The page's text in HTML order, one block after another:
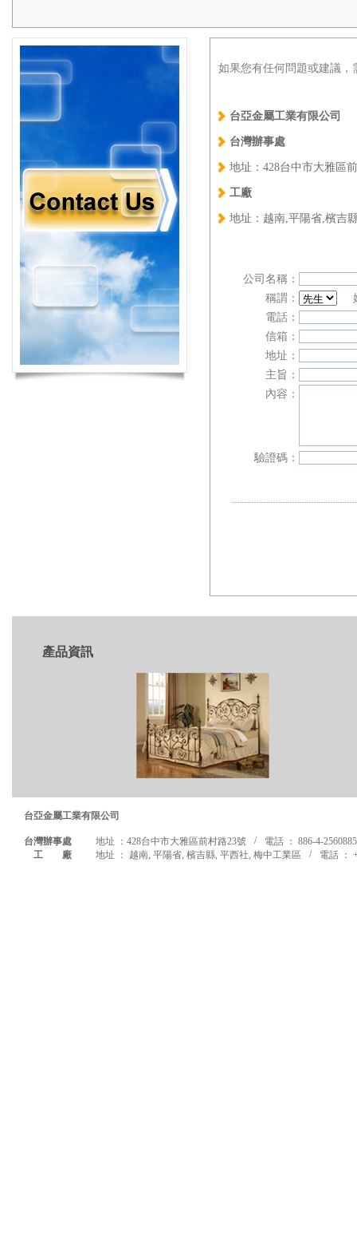
如果您有任何問題或建議
台亞金屬工業有限公司
台灣辦事處
地址：428台中市大雅區
工廠
地址：越南,平陽省,檳吉
公司名稱：
稱謂：
電話：
信箱：
地址：
主旨：
內容：
驗證碼：
產品資訊
台亞金屬工業有限公司
台灣辦事處 地址 ：428台中市大雅區前村路23號 /
電話 ： 886-4-
工 廠
地址 ： 越南, 平陽省, 檳吉縣, 平西社, 梅中工業區 / 電話 ：